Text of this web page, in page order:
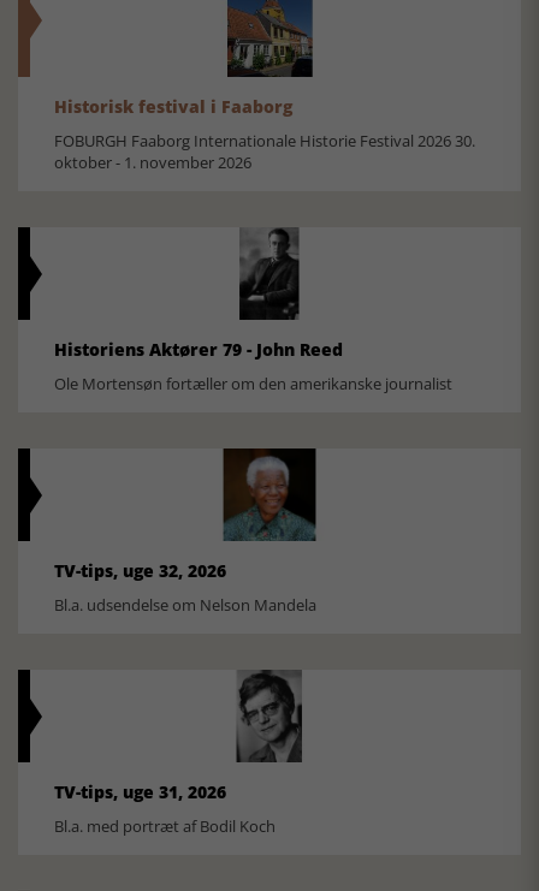
Historisk festival i Faaborg
FOBURGH Faaborg Internationale Historie Festival 2026 30.
oktober - 1. november 2026
Historiens Aktører 79 - John Reed
Ole Mortensøn fortæller om den amerikanske journalist
TV-tips, uge 32, 2026
Bl.a. udsendelse om Nelson Mandela
TV-tips, uge 31, 2026
Bl.a. med portræt af Bodil Koch